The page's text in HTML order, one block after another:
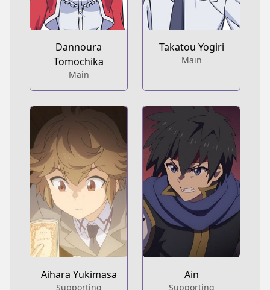
Dannoura
Tomochika
Main
Takatou Yogiri
Main
Aihara Yukimasa
Supporting
Ain
Supporting